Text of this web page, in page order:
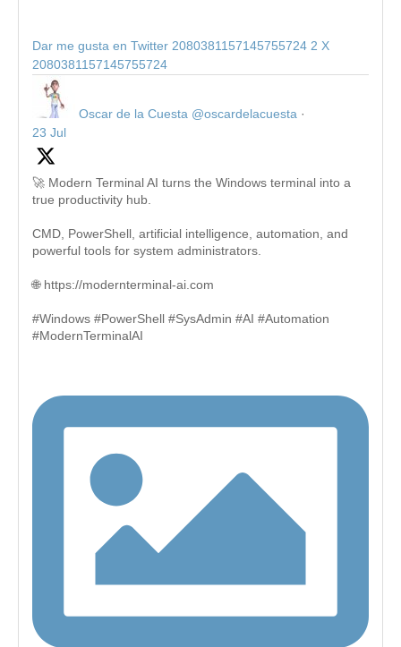
Dar me gusta en Twitter 2080381157145755724 2 X
2080381157145755724
Oscar de la Cuesta @oscardelacuesta ·
23 Jul
🚀 Modern Terminal AI turns the Windows terminal into a
true productivity hub.
CMD, PowerShell, artificial intelligence, automation, and
powerful tools for system administrators.
🌐 https://modernterminal-ai.com
#Windows #PowerShell #SysAdmin #AI #Automation
#ModernTerminalAI